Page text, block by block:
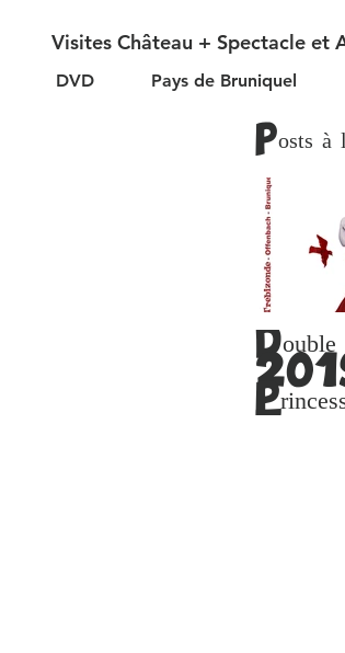
DVD Pays de Bruniquel
Visites Château + Spectacle et
Posts à
2019